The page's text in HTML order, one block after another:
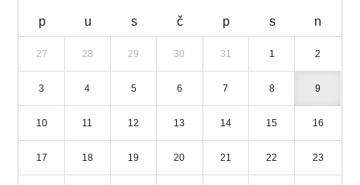
p u s č p s n
27 28 29 30 31 1 2
3 4 5 6 7 8 9
10 11 12 13 14 15 16
17 18 19 20 21 22 23